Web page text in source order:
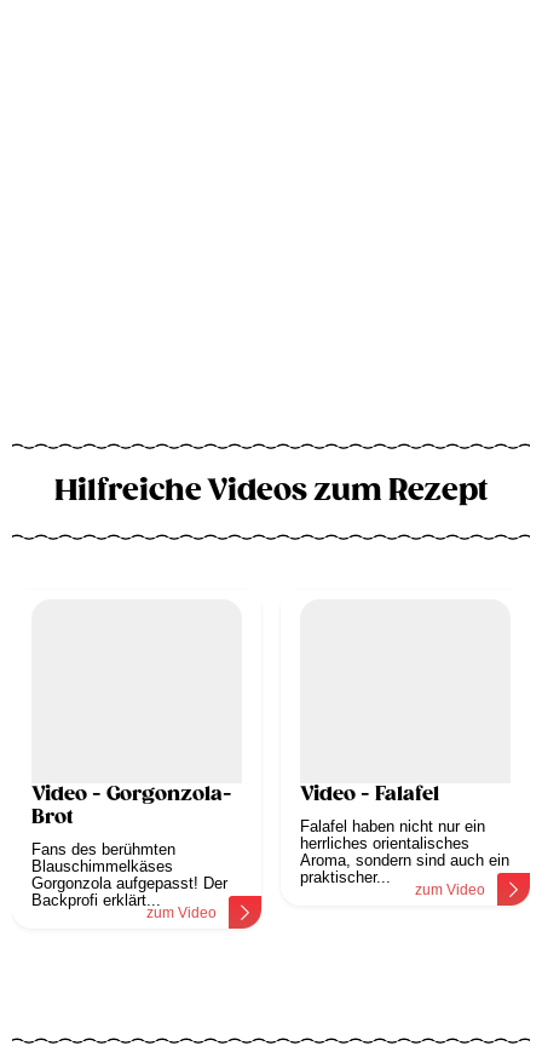
Hilfreiche Videos zum Rezept
Video - Gorgonzola-
Brot
Fans des berühmten
Blauschimmelkäses
Gorgonzola aufgepasst! Der
Backprofi erklärt...
zum Video
Video - Falafel
Falafel haben nicht nur ein
herrliches orientalisches
Aroma, sondern sind auch ein
praktischer...
zum Video